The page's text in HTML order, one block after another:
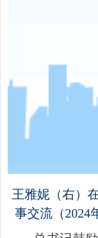
王雅妮（右）
事交流（2024